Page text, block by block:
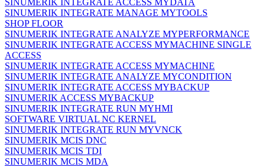
SINUMERIK INTEGRATE ACCESS MYDATA
SINUMERIK INTEGRATE MANAGE MYTOOLS
SHOP FLOOR
SINUMERIK INTEGRATE ANALYZE MYPERFORMANCE
SINUMERIK INTEGRATE ACCESS MYMACHINE SINGLE
ACCESS
SINUMERIK INTEGRATE ACCESS MYMACHINE
SINUMERIK INTEGRATE ANALYZE MYCONDITION
SINUMERIK INTEGRATE ACCESS MYBACKUP
SINUMERIK ACCESS MYBACKUP
SINUMERIK INTEGRATE RUN MYHMI
SOFTWARE VIRTUAL NC KERNEL
SINUMERIK INTEGRATE RUN MYVNCK
SINUMERIK MCIS DNC
SINUMERIK MCIS TDI
SINUMERIK MCIS MDA